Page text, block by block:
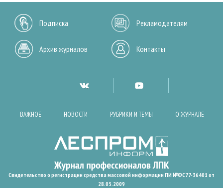
Подписка Рекламодателям
Архив журналов Контакты
ВАЖНОЕ НОВОСТИ РУБРИКИ И ТЕМЫ О ЖУРНАЛЕ
Свидетельство о регистрации средства массовой информации ПИ №ФС77-36401 от
28.05.2009